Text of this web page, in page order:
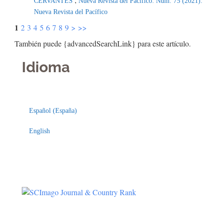
Nueva Revista del Pacífico
1 2 3 4 5 6 7 8 9 > >>
También puede {advancedSearchLink} para este artículo.
Idioma
Español (España)
English
Indexaciones
Licencia